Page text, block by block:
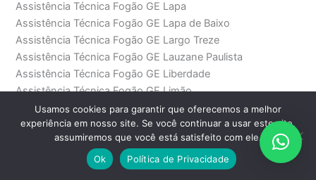
Assistência Técnica Fogão GE Lapa
Assistência Técnica Fogão GE Lapa de Baixo
Assistência Técnica Fogão GE Largo Treze
Assistência Técnica Fogão GE Lauzane Paulista
Assistência Técnica Fogão GE Liberdade
Assistência Técnica Fogão GE Limão
Assistência Técnica Fogão GE Luz
Assistência Técnica Fogão GE Mackenzie
Assistência Técnica Fogão GE Mandaqui
Assistência Técnica Fogão GE Marechal Deodoro
Usamos cookies para garantir que oferecemos a melhor
experiência em nosso site. Se você continuar a usar este site,
assumiremos que você está satisfeito com ele.
Ok
Política de Privacidade